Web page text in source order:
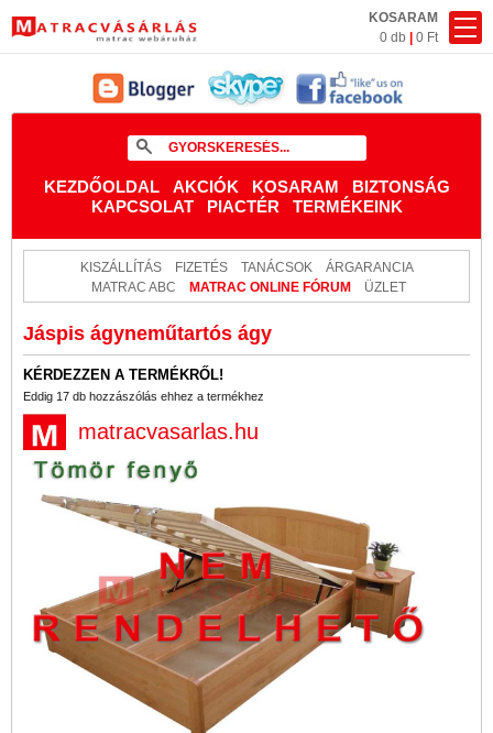
KOSARAM
0 db
0 Ft
KEZDŐOLDAL AKCIÓK KOSARAM
BIZTONSÁG
KAPCSOLAT
PIACTÉR TERMÉKEINK
KISZÁLLÍTÁS FIZETÉS TANÁCSOK
ÁRGARANCIA
MATRAC ABC
MATRAC ONLINE FÓRUM ÜZLET
Jáspis ágyneműtartós ágy
KÉRDEZZEN A TERMÉKRŐL!
Eddig 17 db hozzászólás ehhez a termékhez
matracvasarlas.hu